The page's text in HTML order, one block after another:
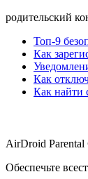
родительский
Топ-9
Как
Как
Как найти
AirDroid Parental
Обеспечьте